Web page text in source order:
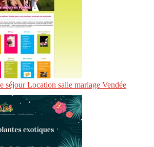
séjour Location salle mariage Vendée